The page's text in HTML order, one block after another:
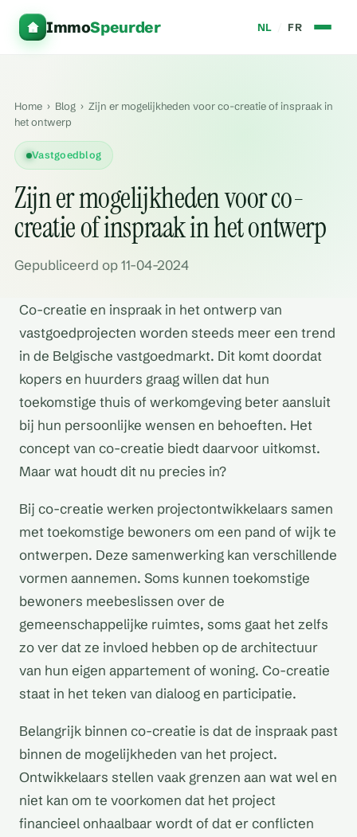
ImmoSpeurder NL FR
Home › Blog › Zijn er mogelijkheden voor co-creatie of inspraak in
het ontwerp
Vastgoedblog
Zijn er mogelijkheden voor co-
creatie of inspraak in het ontwerp
Gepubliceerd op 11-04-2024
Co-creatie en inspraak in het ontwerp van
vastgoedprojecten worden steeds meer een trend
in de Belgische vastgoedmarkt. Dit komt doordat
kopers en huurders graag willen dat hun
toekomstige thuis of werkomgeving beter aansluit
bij hun persoonlijke wensen en behoeften. Het
concept van co-creatie biedt daarvoor uitkomst.
Maar wat houdt dit nu precies in?
Bij co-creatie werken projectontwikkelaars samen
met toekomstige bewoners om een pand of wijk te
ontwerpen. Deze samenwerking kan verschillende
vormen aannemen. Soms kunnen toekomstige
bewoners meebeslissen over de
gemeenschappelijke ruimtes, soms gaat het zelfs
zo ver dat ze invloed hebben op de architectuur
van hun eigen appartement of woning. Co-creatie
staat in het teken van dialoog en participatie.
Belangrijk binnen co-creatie is dat de inspraak past
binnen de mogelijkheden van het project.
Ontwikkelaars stellen vaak grenzen aan wat wel en
niet kan om te voorkomen dat het project
financieel onhaalbaar wordt of dat er conflicten